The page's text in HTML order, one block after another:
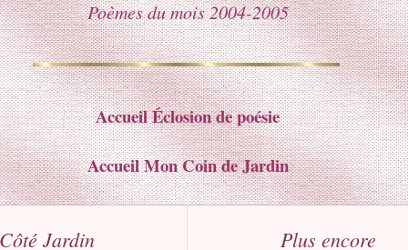
Poèmes du mois 2004-2005
Accueil Éclosion de poésie
Accueil Mon Coin de Jardin
Jardin Plus encore